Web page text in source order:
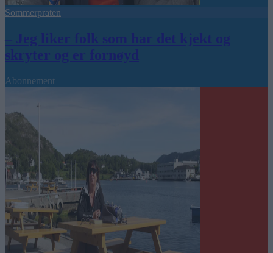
Sommerpraten
– Jeg liker folk som har det kjekt og
skryter og er fornøyd
Abonnement